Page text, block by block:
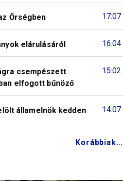
17:07
Őrségben
16:04
elárulásáról
15:02
csempészett
elfogott bűnöző
14:07
államelnök kedden
Korábbiak...